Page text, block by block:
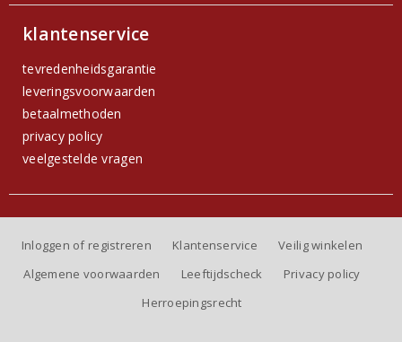
klantenservice
tevredenheidsgarantie
leveringsvoorwaarden
betaalmethoden
privacy policy
veelgestelde vragen
Inloggen of registreren Klantenservice
Veilig winkelen
Algemene voorwaarden
Leeftijdscheck
Privacy policy
Herroepingsrecht